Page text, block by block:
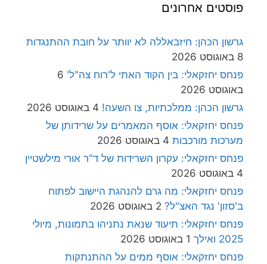
פוסטים אחרונים
גרשון הכהן: חיזבאללה לא יוותר על חובת ההתנגדות
8 באוגוסט 2026
פנחס יחזקאלי: בין הקוד האתי ל'רוח צה"ל' 6
באוגוסט 2026
גרשון הכהן: ממלכתיות, צו השעה! 4 באוגוסט 2026
פנחס יחזקאלי: אוסף המאמרים על שרידותן של
מערכות מורכבות 4 באוגוסט 2026
פנחס יחזקאלי: עקרון השרידות של ד"ר אורי מילשטיין
4 באוגוסט 2026
פנחס יחזקאלי: מה גרם להנהגת היישוב לפתוח
ב'סזון' נגד האצ"ל? 2 באוגוסט 2026
פנחס יחזקאלי: תיעוד שנאת נתניהו בתמונות, מיולי
2025 ואילך
1 באוגוסט 2026
פנחס יחזקאלי: אוסף ממים על ההתנתקות